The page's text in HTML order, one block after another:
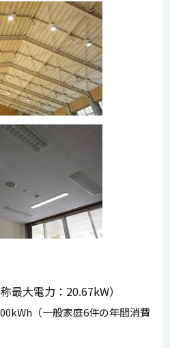
最大電力：20.67kW）
（一般家庭6件の年間消費